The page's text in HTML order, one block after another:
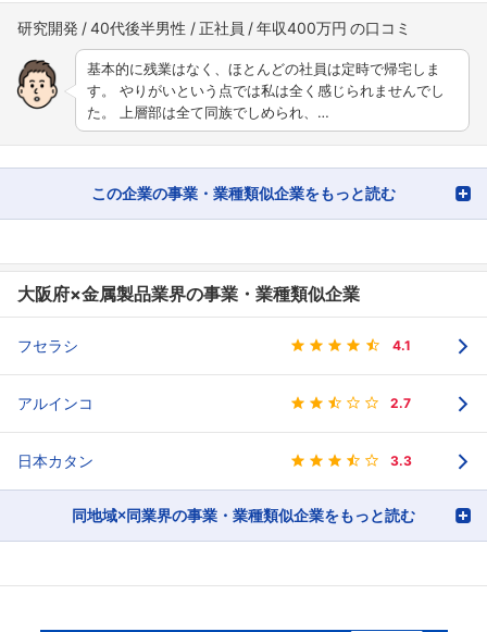
研究開発 40代後半男性 正社員 年収400万円
基本的に残業はなく、ほとんどの社員は定時で帰宅しま
す。 やりがいという点では私は全く感じられませんでし
た。 上層部は全て同族でしめられ、…
この企業の事業・業種類似企業をもっと読む
大阪府×金属製品業界の事業・業種類似企業
フセラシ 4.1
アルインコ 2.7
日本カタン 3.3
同地域×同業界の事業・業種類似企業をもっと読む